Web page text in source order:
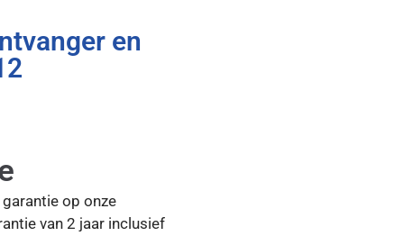
en
op onze
van 2 jaar inclusief